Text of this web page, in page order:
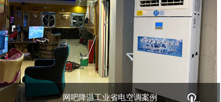
网吧降温工业省电空调案例